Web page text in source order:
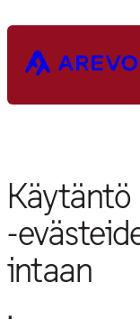
-
intaan
.